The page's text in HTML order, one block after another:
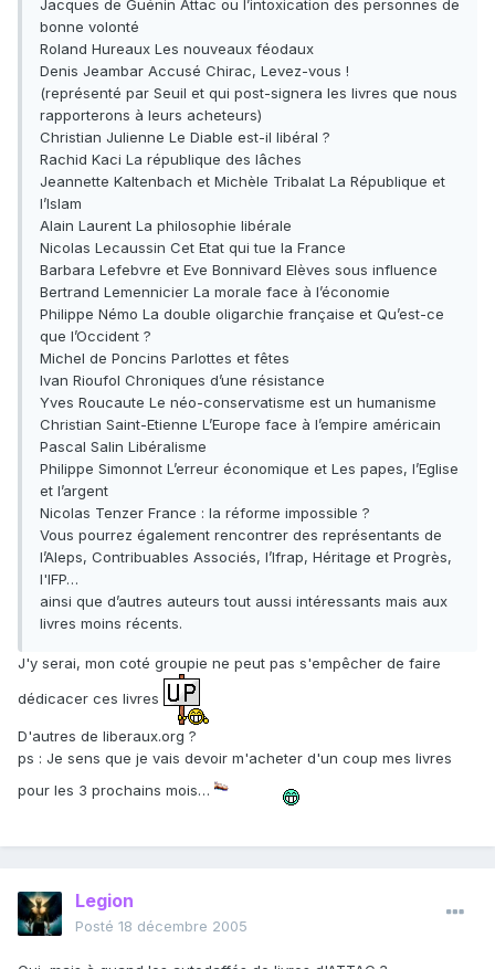
Jacques de Guénin Attac ou l’intoxication des personnes de
bonne volonté
Roland Hureaux Les nouveaux féodaux
Denis Jeambar Accusé Chirac, Levez-vous !
(représenté par Seuil et qui post-signera les livres que nous
rapporterons à leurs acheteurs)
Christian Julienne Le Diable est-il libéral ?
Rachid Kaci La république des lâches
Jeannette Kaltenbach et Michèle Tribalat La République et
l’Islam
Alain Laurent La philosophie libérale
Nicolas Lecaussin Cet Etat qui tue la France
Barbara Lefebvre et Eve Bonnivard Elèves sous influence
Bertrand Lemennicier La morale face à l’économie
Philippe Némo La double oligarchie française et Qu’est-ce
que l’Occident ?
Michel de Poncins Parlottes et fêtes
Ivan Rioufol Chroniques d’une résistance
Yves Roucaute Le néo-conservatisme est un humanisme
Christian Saint-Etienne L’Europe face à l’empire américain
Pascal Salin Libéralisme
Philippe Simonnot L’erreur économique et Les papes, l’Eglise
et l’argent
Nicolas Tenzer France : la réforme impossible ?
Vous pourrez également rencontrer des représentants de
l’Aleps, Contribuables Associés, l’Ifrap, Héritage et Progrès,
l'IFP…
ainsi que d’autres auteurs tout aussi intéressants mais aux
livres moins récents.
J'y serai, mon coté groupie ne peut pas s'empêcher de faire
dédicacer ces livres
D'autres de liberaux.org ?
ps : Je sens que je vais devoir m'acheter d'un coup mes livres
pour les 3 prochains mois…
Legion
Posté 18 décembre 2005